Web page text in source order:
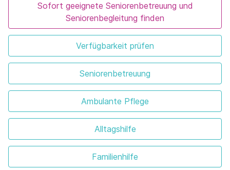
Sofort geeignete Seniorenbetreuung und
Seniorenbegleitung finden
Verfügbarkeit prüfen
Seniorenbetreuung
Ambulante Pflege
Alltagshilfe
Familienhilfe